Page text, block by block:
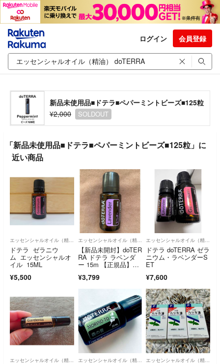
ログイン 会員登録
新品未使用品■ドテラ■ペパーミントビーズ■125粒
¥2,000
SOLDOUT
「新品未使用品■ドテラ■ペパーミントビーズ■125粒」に
近い商品
エッセンシャルオイル（精油）
ドテラ ゼラニウ
ム エッセンシャルオ
イル 15ML
¥5,500
エッセンシャルオイル（精油）
【新品未開封】doTER
RA ドテラ ラベンダ
ー 15m 【正規品】リ
¥3,799
エッセンシャルオイル（精油）
ドテラ doTERRA ゼラ
ニウム・ラベンダーS
ET
¥7,600
エッセンシャルオイル（精油） エッセンシャルオイル（精油） エッセンシャルオイル（精油）